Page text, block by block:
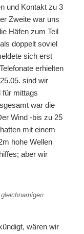
und Kontakt zu 3
Zweite war uns
Häfen zum Teil
doppelt soviel
sich erst
erhielten
sind wir
für mittags
war die
Wind -bis zu 25
mit einem
hohe Wellen
aber wir
wären wir